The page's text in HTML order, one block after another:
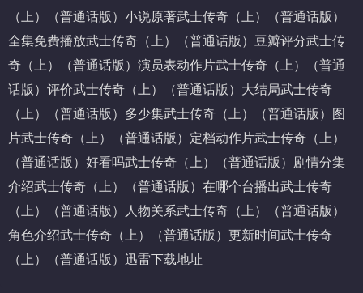
（上）（普通话版）小说原著武士传奇（上）（普通话版）
全集免费播放武士传奇（上）（普通话版）豆瓣评分武士传
奇（上）（普通话版）演员表动作片武士传奇（上）（普通
话版）评价武士传奇（上）（普通话版）大结局武士传奇
（上）（普通话版）多少集武士传奇（上）（普通话版）图
片武士传奇（上）（普通话版）定档动作片武士传奇（上）
（普通话版）好看吗武士传奇（上）（普通话版）剧情分集
介绍武士传奇（上）（普通话版）在哪个台播出武士传奇
（上）（普通话版）人物关系武士传奇（上）（普通话版）
角色介绍武士传奇（上）（普通话版）更新时间武士传奇
（上）（普通话版）迅雷下载地址